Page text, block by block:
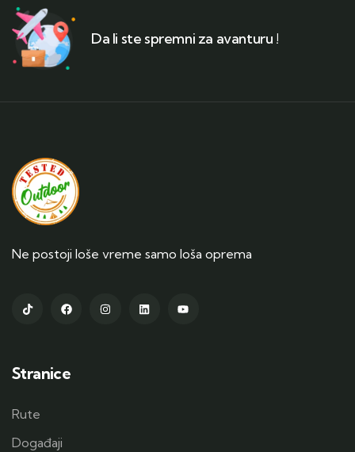
Da li ste spremni za avanturu !
Ne postoji loše vreme samo loša oprema
Stranice
Rute
Događaji